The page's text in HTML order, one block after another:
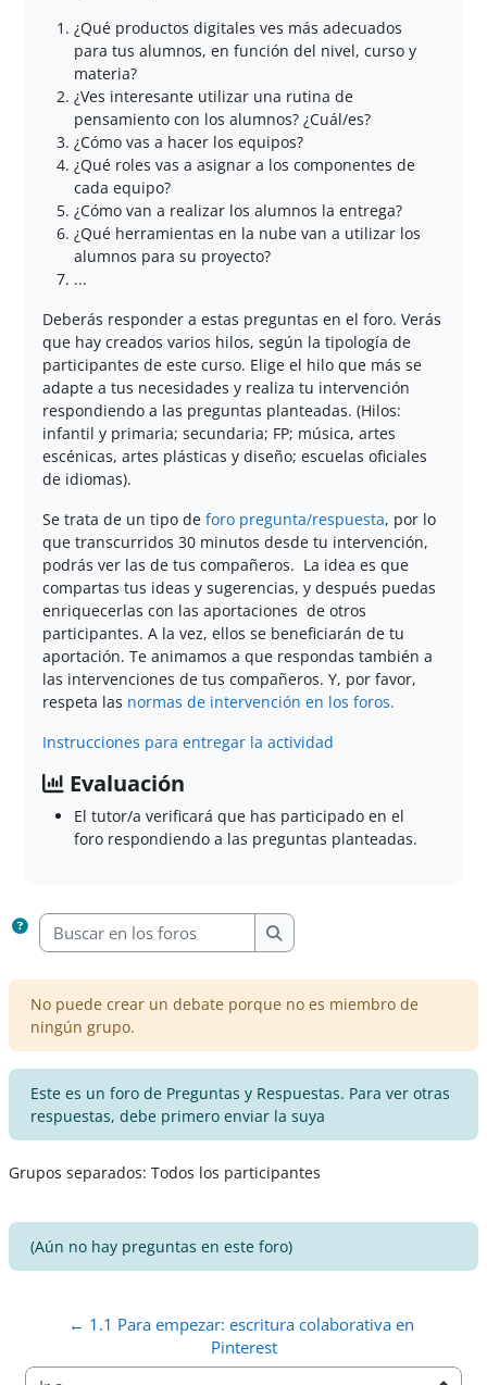
¿Qué productos digitales ves más adecuados
para tus alumnos, en función del nivel, curso y
materia?
¿Ves interesante utilizar una rutina de
pensamiento con los alumnos? ¿Cuál/es?
¿Cómo vas a hacer los equipos?
¿Qué roles vas a asignar a los componentes de
cada equipo?
¿Cómo van a realizar los alumnos la entrega?
¿Qué herramientas en la nube van a utilizar los
alumnos para su proyecto?
...
Deberás responder a estas preguntas en el foro. Verás
que hay creados varios hilos, según la tipología de
participantes de este curso. Elige el hilo que más se
adapte a tus necesidades y realiza tu intervención
respondiendo a las preguntas planteadas. (Hilos:
infantil y primaria; secundaria; FP; música, artes
escénicas, artes plásticas y diseño; escuelas oficiales
de idiomas).
Se trata de un tipo de foro pregunta/respuesta, por lo
que transcurridos 30 minutos desde tu intervención,
podrás ver las de tus compañeros. La idea es que
compartas tus ideas y sugerencias, y después puedas
enriquecerlas con las aportaciones de otros
participantes. A la vez, ellos se beneficiarán de tu
aportación. Te animamos a que respondas también a
las intervenciones de tus compañeros. Y, por favor,
respeta las normas de intervención en los foros.
Instrucciones para entregar la actividad
Evaluación
El tutor/a verificará que has participado en el
foro respondiendo a las preguntas planteadas.
Buscar en los foros
Buscar en los foros
No puede crear un debate porque no es miembro de
ningún grupo.
Este es un foro de Preguntas y Respuestas. Para ver otras
respuestas, debe primero enviar la suya
Grupos separados: Todos los participantes
(Aún no hay preguntas en este foro)
← 1.1 Para empezar: escritura colaborativa en
Pinterest